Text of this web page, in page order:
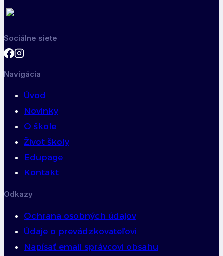
Sociálne siete
Navigácia
Úvod
Novinky
O škole
Život školy
Edupage
Kontakt
Odkazy
Ochrana osobných údajov
Údaje o prevádzkovateľovi
Napísať email správcovi obsahu